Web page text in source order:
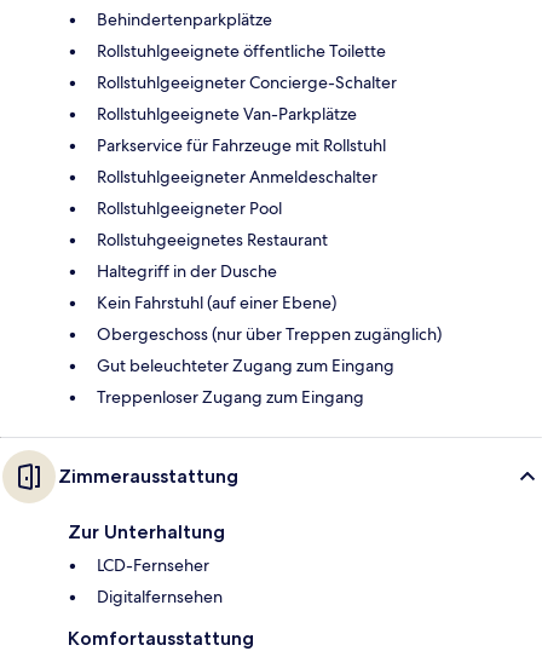
Behindertenparkplätze
Rollstuhlgeeignete öffentliche Toilette
Rollstuhlgeeigneter Concierge-Schalter
Rollstuhlgeeignete Van-Parkplätze
Parkservice für Fahrzeuge mit Rollstuhl
Rollstuhlgeeigneter Anmeldeschalter
Rollstuhlgeeigneter Pool
Rollstuhgeeignetes Restaurant
Haltegriff in der Dusche
Kein Fahrstuhl (auf einer Ebene)
Obergeschoss (nur über Treppen zugänglich)
Gut beleuchteter Zugang zum Eingang
Treppenloser Zugang zum Eingang
Zimmerausstattung
Zur Unterhaltung
LCD-Fernseher
Digitalfernsehen
Komfortausstattung